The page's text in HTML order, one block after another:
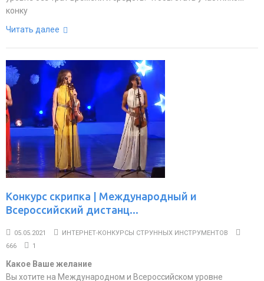
конку
Читать далее
Конкурс скрипка | Международный и
Всероссийский дистанц...
05.05.2021
ИНТЕРНЕТ-КОНКУРСЫ СТРУННЫХ ИНСТРУМЕНТОВ
666
1
Какое Ваше желание
Вы хотите на Международном и Всероссийском уровне